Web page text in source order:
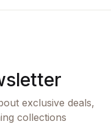
exclusive deals,
collections